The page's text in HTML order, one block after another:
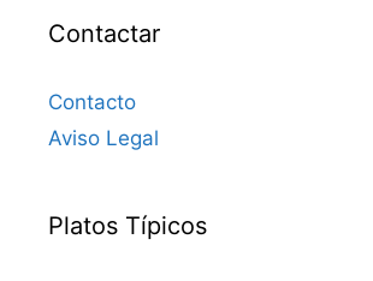
Contactar
Contacto
Aviso Legal
Platos Típicos